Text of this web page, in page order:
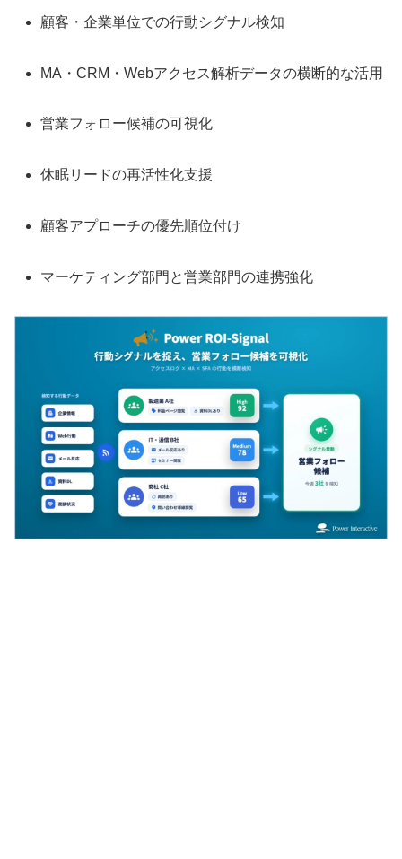
顧客・企業単位での行動シグナル検知
MA・CRM・Webアクセス解析データの横断的な活用
営業フォロー候補の可視化
休眠リードの再活性化支援
顧客アプローチの優先順位付け
マーケティング部門と営業部門の連携強化